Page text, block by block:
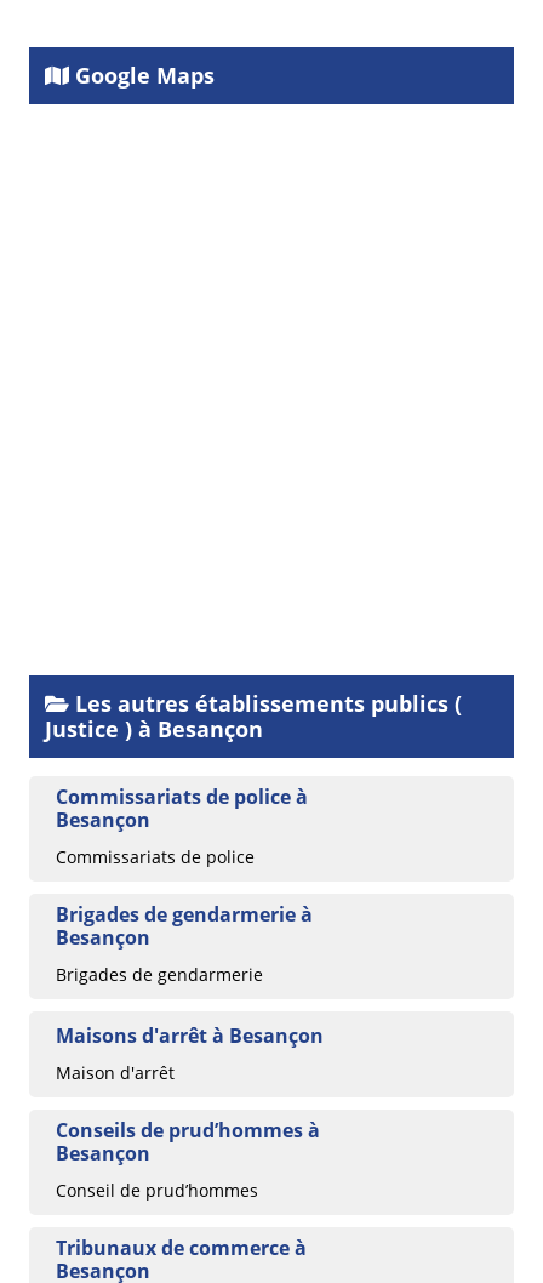
Google Maps
Les autres établissements publics (
Justice ) à Besançon
Commissariats de police à
Besançon
Commissariats de police
Brigades de gendarmerie à
Besançon
Brigades de gendarmerie
Maisons d'arrêt à Besançon
Maison d'arrêt
Conseils de prud’hommes à
Besançon
Conseil de prud’hommes
Tribunaux de commerce à
Besançon